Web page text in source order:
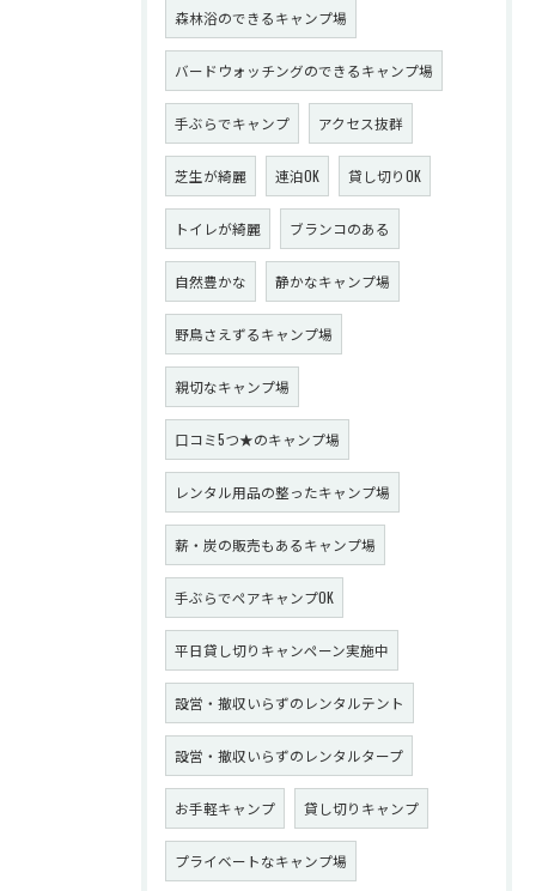
森林浴のできるキャンプ場
バードウォッチングのできるキャンプ場
手ぶらでキャンプ アクセス抜群
芝生が綺麗 連泊OK 貸し切りOK
トイレが綺麗 ブランコのある
自然豊かな 静かなキャンプ場
野鳥さえずるキャンプ場
親切なキャンプ場
口コミ5つ★のキャンプ場
レンタル用品の整ったキャンプ場
薪・炭の販売もあるキャンプ場
手ぶらでペアキャンプOK
平日貸し切りキャンペーン実施中
設営・撤収いらずのレンタルテント
設営・撤収いらずのレンタルタープ
お手軽キャンプ 貸し切りキャンプ
プライベートなキャンプ場